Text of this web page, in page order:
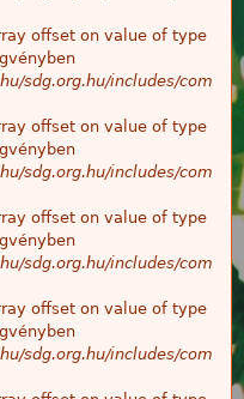
offset on value of type
sdg.org.hu/includes/com
offset on value of type
sdg.org.hu/includes/com
offset on value of type
sdg.org.hu/includes/com
offset on value of type
sdg.org.hu/includes/com